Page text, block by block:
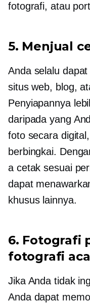
fotografi, atau
5. Menjual
Anda selalu
situs web, blog,
Penyiapannya
daripada yang
foto secara digital,
berbingkai.
a cetak sesuai
dapat
khusus lainnya.
6. Fotografi
fotografi
Jika Anda tidak
Anda dapat